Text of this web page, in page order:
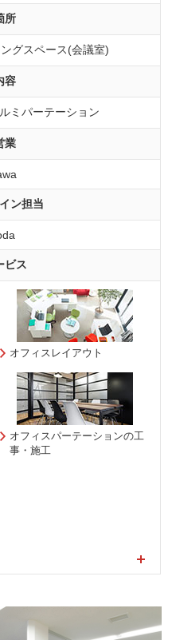
所
グスペース(会議室)
容
ミパーテーション
業
ン担当
ビス
オフィスレイアウト
オフィスパーテーションの工
事・施工